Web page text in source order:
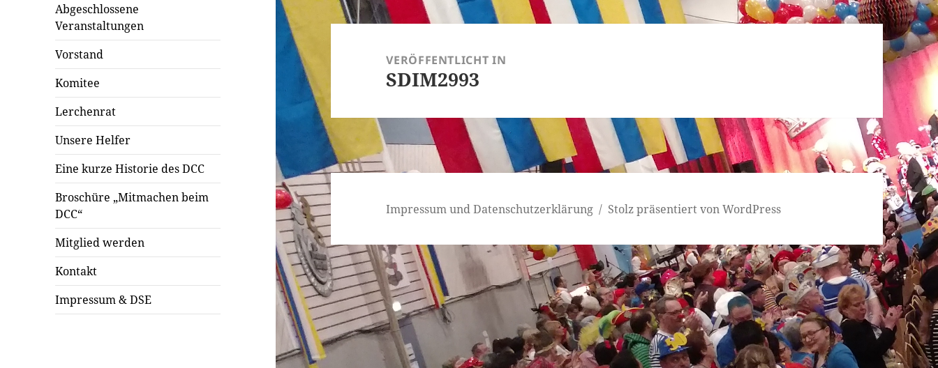
Abgeschlossene
Veranstaltungen
Vorstand
Komitee
Lerchenrat
Unsere Helfer
Eine kurze Historie des DCC
Broschüre „Mitmachen beim
DCC“
Mitglied werden
Kontakt
Impressum & DSE
VERÖFFENTLICHT IN
SDIM2993
Impressum und Datenschutzerklärung Stolz präsentiert von WordPress